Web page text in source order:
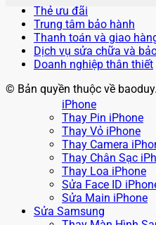
Thẻ ưu đãi
Trung tâm bảo hành
Thanh toán và giao
Dịch vụ sửa chữa và
Doanh nghiệp thân thiết
© Bản quyền thuộc về
iPhone
Thay Pin iPhone
Thay Vỏ iPhone
Thay Camera
Thay Chân Sạc
Thay Loa iPhone
Sửa Face ID
Sửa Main iPhone
Sửa Samsung